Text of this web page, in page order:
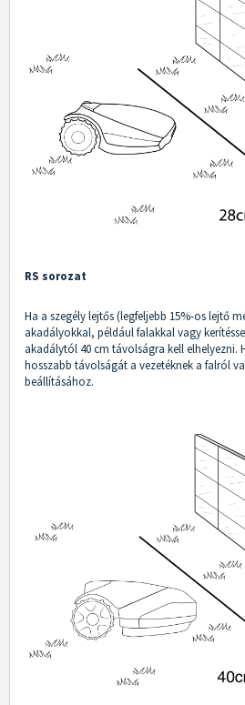
RS sorozat
Ha a szegély lejtős (legfeljebb 15%-os lejtő
akadályokkal, például falakkal vagy
akadálytól 40 cm távolságra kell elhelyezni.
hosszabb távolságát a vezetéknek a falról
beállításához.